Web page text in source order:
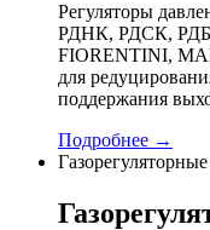
Регуляторы
РДНК, РДСК,
FIORENTINI,
для
поддержания
Подробнее →